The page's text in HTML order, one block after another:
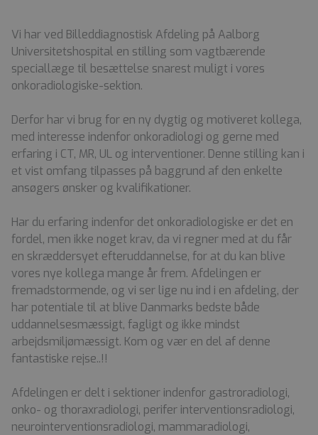
Vi har ved Billeddiagnostisk Afdeling på Aalborg
Universitetshospital en stilling som vagtbærende
speciallæge til besættelse snarest muligt i vores
onkoradiologiske-sektion.
Derfor har vi brug for en ny dygtig og motiveret kollega,
med interesse indenfor onkoradiologi og gerne med
erfaring i CT, MR, UL og interventioner. Denne stilling kan i
et vist omfang tilpasses på baggrund af den enkelte
ansøgers ønsker og kvalifikationer.
Har du erfaring indenfor det onkoradiologiske er det en
fordel, men ikke noget krav, da vi regner med at du får
en skræddersyet efteruddannelse, for at du kan blive
vores nye kollega mange år frem. Afdelingen er
fremadstormende, og vi ser lige nu ind i en afdeling, der
har potentiale til at blive Danmarks bedste både
uddannelsesmæssigt, fagligt og ikke mindst
arbejdsmiljømæssigt. Kom og vær en del af denne
fantastiske rejse..!!
Afdelingen er delt i sektioner indenfor gastroradiologi,
onko- og thoraxradiologi, perifer interventionsradiologi,
neurointerventionsradiologi, mammaradiologi,